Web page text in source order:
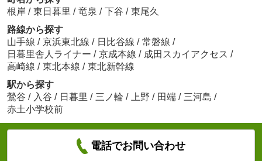
根岸 / 東日暮里 / 竜泉 / 下谷 / 東尾久
路線から探す
山手線 / 京浜東北線 / 日比谷線 / 常磐線 /
日暮里舎人ライナー / 京成本線 / 成田スカイアクセス /
高崎線 / 東北本線 / 東北新幹線
駅から探す
鶯谷 / 入谷 / 日暮里 / 三ノ輪 / 上野 / 田端 / 三河島 /
赤土小学校前
電話でお問い合わせ